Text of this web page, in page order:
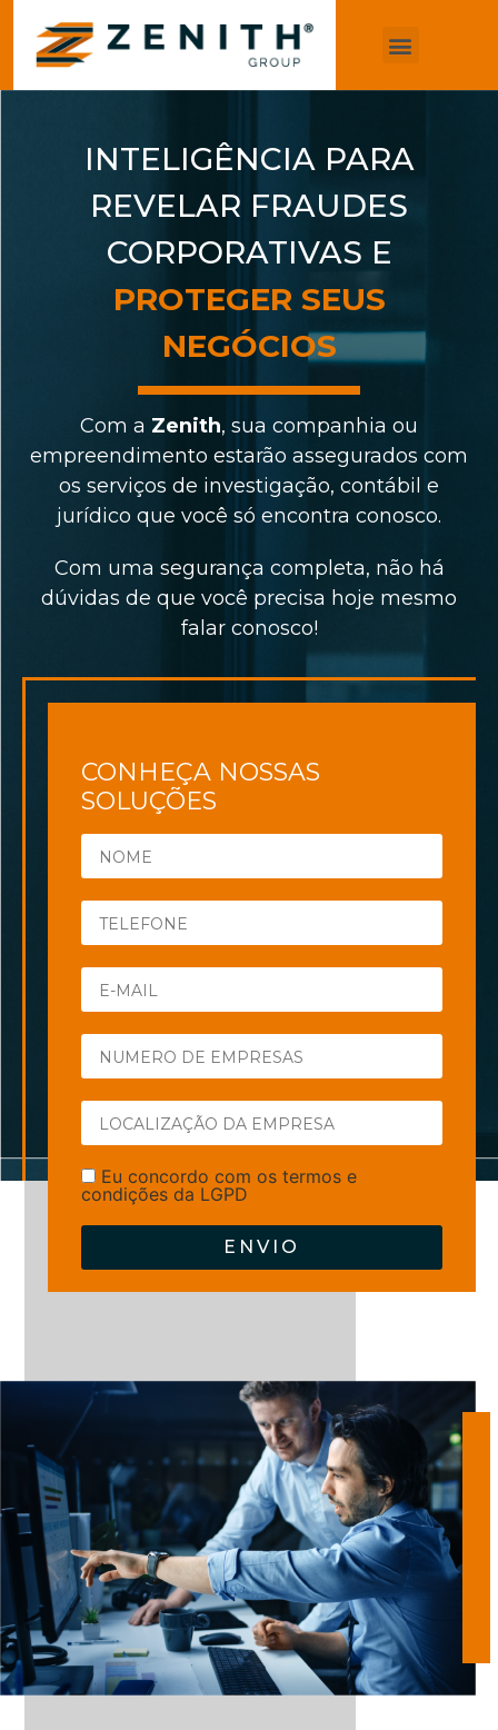
INTELIGÊNCIA PARA
REVELAR FRAUDES
CORPORATIVAS E
PROTEGER SEUS
NEGÓCIOS
Com a Zenith, sua companhia ou
empreendimento estarão assegurados com
os serviços de investigação, contábil e
jurídico que você só encontra conosco.
Com uma segurança completa, não há
dúvidas de que você precisa hoje mesmo
falar conosco!
CONHEÇA NOSSAS
SOLUÇÕES
Eu concordo com os termos e
condições da LGPD